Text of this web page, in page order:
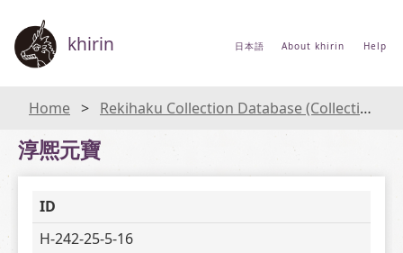
khirin 日本語 About khirin Help
Home Rekihaku Collection Database (Collections Database of the National Museum of Japanese History)
淳熈元寶
ID
H-242-25-5-16